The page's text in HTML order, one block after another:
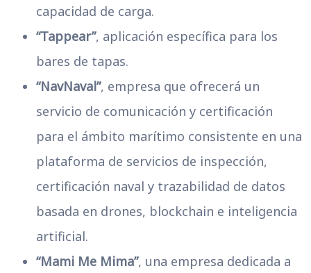
capacidad de carga.
“Tappear”, aplicación específica para los
bares de tapas.
“NavNaval”, empresa que ofrecerá un
servicio de comunicación y certificación
para el ámbito marítimo consistente en una
plataforma de servicios de inspección,
certificación naval y trazabilidad de datos
basada en drones, blockchain e inteligencia
artificial.
“Mami Me Mima”, una empresa dedicada a